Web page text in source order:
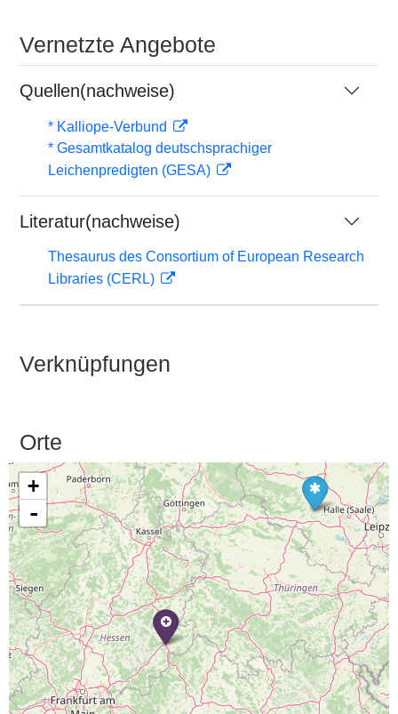
Vernetzte Angebote
Quellen(nachweise)
* Kalliope-Verbund
* Gesamtkatalog deutschsprachiger
Leichenpredigten (GESA)
Literatur(nachweise)
Thesaurus des Consortium of European Research
Libraries (CERL)
Verknüpfungen
Orte
+
-